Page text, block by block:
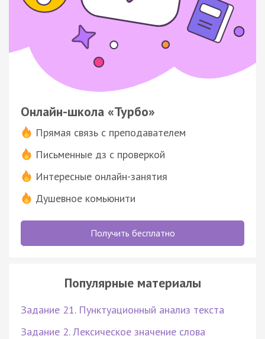
Онлайн-школа «Турбо»
Прямая связь с преподавателем
Письменные дз с проверкой
Интересные онлайн-занятия
Душевное комьюнити
Получить бесплатно
Популярные материалы
Задание 21. Пунктуационный анализ текста
Задание 2. Лексическое значение слова